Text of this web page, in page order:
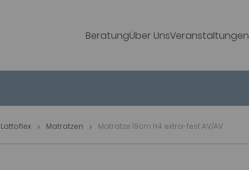
BeratungÜber UnsVeranstaltungen
Lattoflex Matratzen Matratze 19cm H4 extra-fest AV/AV